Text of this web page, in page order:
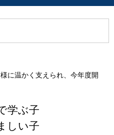
に温かく支えられ、今年度開
学ぶ子
しい子